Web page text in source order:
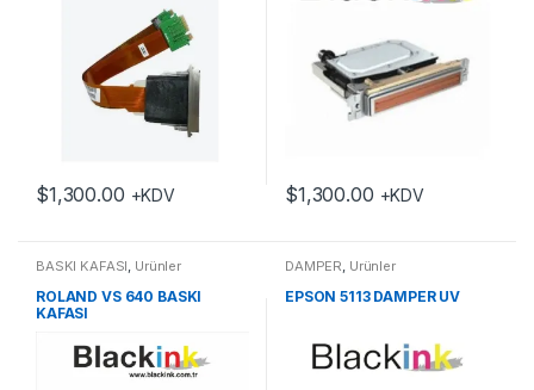
$1,300.00 +KDV $1,300.00 +KDV
BASKI KAFASI, Ürünler
ROLAND VS 640 BASKI
KAFASI
DAMPER, Ürünler
EPSON 5113 DAMPER UV